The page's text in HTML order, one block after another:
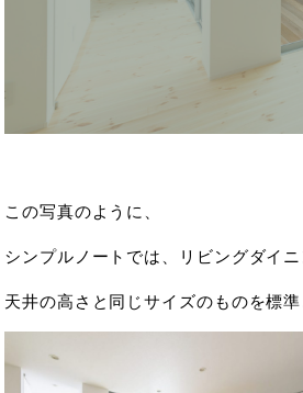
この写真のように、
シンプルノートでは、リビングダイ
天井の高さと同じサイズのものを標準